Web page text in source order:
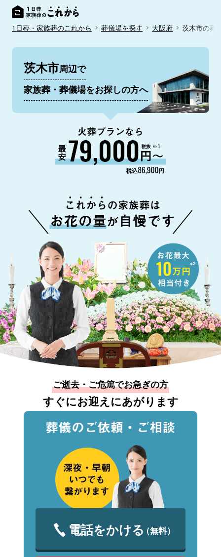
1日葬・家族葬のこれから 葬儀場を探す 大阪府 茨木市の葬
茨木市周辺で
家族葬・葬儀場をお探しの方へ
※2
ご逝去・ご危篤でお急ぎの方
すぐにお迎えにあがります
電話をかける（無料）